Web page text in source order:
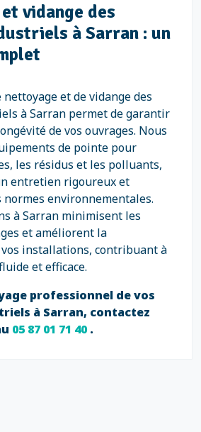
vidange des
à Sarran : un
et de vidange des
à Sarran permet de garantir
de vos ouvrages. Nous
de pointe pour
les résidus et les polluants,
entretien rigoureux et
normes environnementales.
à Sarran minimisent les
et améliorent la
installations, contribuant à
et efficace.
professionnel de vos
à Sarran, contactez
05 87 01 71 40.